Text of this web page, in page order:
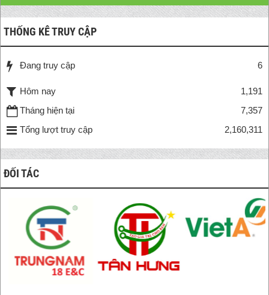
THỐNG KÊ TRUY CẬP
Đang truy cập 6
Hôm nay
1,191
Tháng hiện tại
7,357
Tổng lượt truy cập
2,160,311
ĐỐI TÁC